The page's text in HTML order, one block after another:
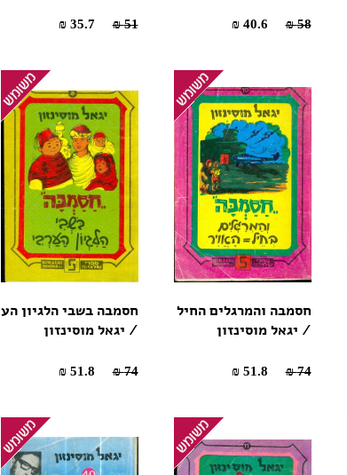
58 ₪
40.6 ₪
51 ₪
35.7 ₪
חסמבה והמרגלים החיל
/ יגאל מוסינזון
74 ₪
51.8 ₪
חסמבה בשבי הלגיון הע
/ יגאל מוסינזון
74 ₪
51.8 ₪